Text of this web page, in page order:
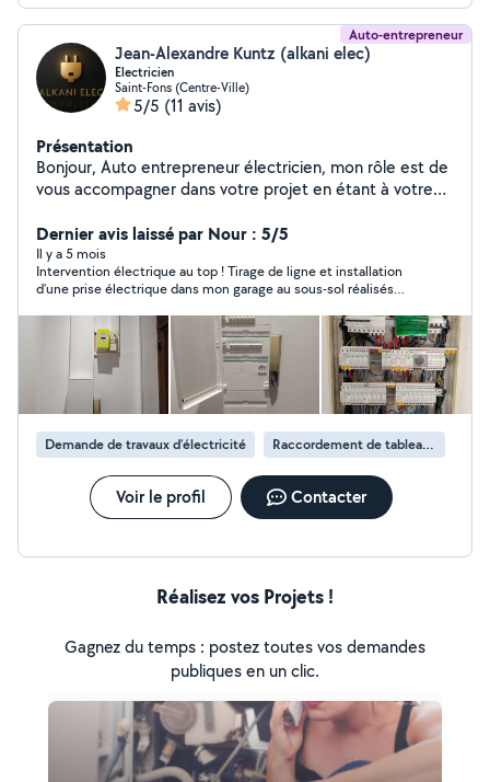
Auto-entrepreneur
Jean-Alexandre Kuntz (alkani elec)
Electricien
Saint-Fons (Centre-Ville)
5/5 (11 avis)
Présentation
Bonjour, Auto entrepreneur électricien, mon rôle est de
vous accompagner dans votre projet en étant à votre
de votre budget. Assurance Décennale à jour Devis
gratuit
Dernier avis laissé par Nour : 5/5
Il y a 5 mois
Intervention électrique au top ! Tirage de ligne et installation
d’une prise électrique dans mon garage au sous-sol réalisés
conforme à mes attentes. Ponctuel, efficace et de bon conseil.
Je recommande sans hésitation pour vos travaux d’électricité.
Merci encore pour cette intervention de qualité !
Demande de travaux d’électricité Raccordement de tableau électrique
Voir le profil Contacter
Réalisez vos Projets !
Gagnez du temps : postez toutes vos demandes
publiques en un clic.